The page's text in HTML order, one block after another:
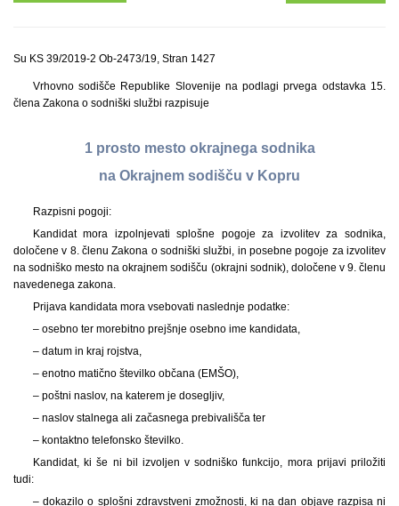
Su KS 39/2019-2 Ob-2473/19, Stran 1427
Vrhovno sodišče Republike Slovenije na podlagi prvega odstavka 15.
člena Zakona o sodniški službi razpisuje
1 prosto mesto okrajnega sodnika
na Okrajnem sodišču v Kopru
Razpisni pogoji:
Kandidat mora izpolnjevati splošne pogoje za izvolitev za sodnika,
določene v 8. členu Zakona o sodniški službi, in posebne pogoje za izvolitev
na sodniško mesto na okrajnem sodišču (okrajni sodnik), določene v 9. členu
navedenega zakona.
Prijava kandidata mora vsebovati naslednje podatke:
– osebno ter morebitno prejšnje osebno ime kandidata,
– datum in kraj rojstva,
– enotno matično številko občana (EMŠO),
– poštni naslov, na katerem je dosegljiv,
– naslov stalnega ali začasnega prebivališča ter
– kontaktno telefonsko številko.
Kandidat, ki še ni bil izvoljen v sodniško funkcijo, mora prijavi priložiti
tudi:
– dokazilo o splošni zdravstveni zmožnosti, ki na dan objave razpisa ni